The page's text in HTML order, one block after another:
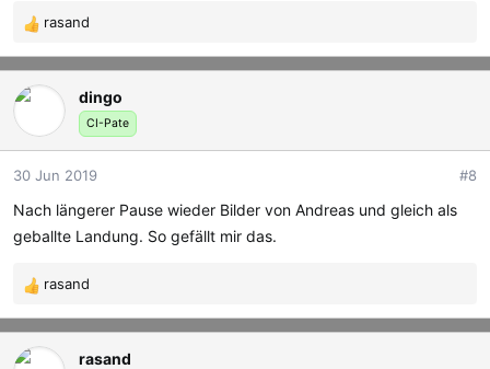
R
e
a
k
n
e
rasand
dingo
CI-Pate
30 Jun 2019 #8
Nach längerer Pause wieder Bilder von Andreas und gleich als
geballte Landung. So gefällt mir das.
R
e
a
k
rasand
rasand